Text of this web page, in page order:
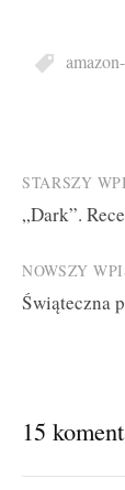
Post
STARSZY
„Dark”.
NOWSZY
Świąteczna
15